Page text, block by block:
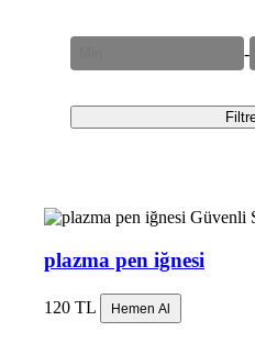
-
Güvenli
plazma pen iğnesi
120 TL Hemen Al